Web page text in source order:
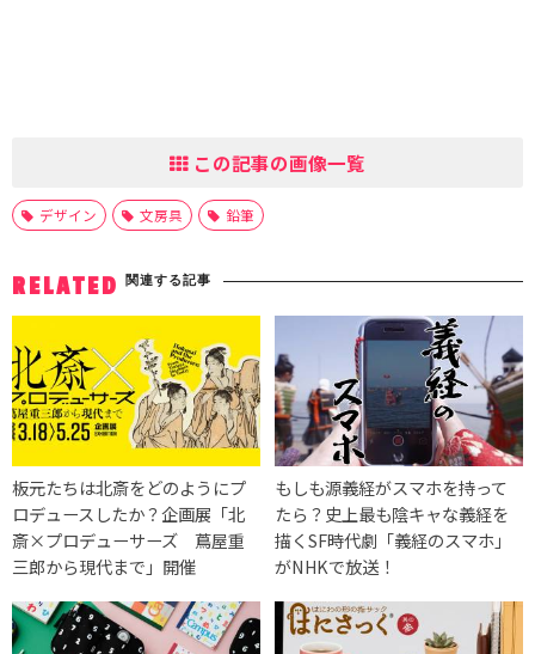
この記事の画像一覧
デザイン 文房具 鉛筆
RELATED 関連する記事
板元たちは北斎をどのようにプ
ロデュースしたか？企画展「北
斎×プロデューサーズ 蔦屋重
三郎から現代まで」開催
もしも源義経がスマホを持って
たら？史上最も陰キャな義経を
描くSF時代劇「義経のスマホ」
がNHKで放送！